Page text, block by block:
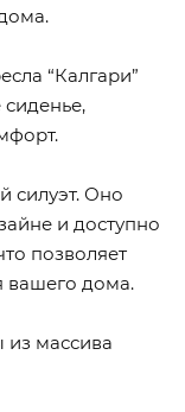
“Калгари”
силуэт. Оно
и доступно
позволяет
вашего дома.
массива